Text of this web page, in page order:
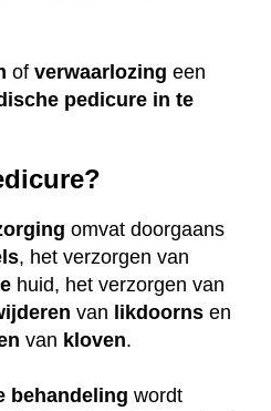
of verwaarlozing een
pedicure in te
omvat doorgaans
, het verzorgen van
huid, het verzorgen van
van likdoorns en
van kloven.
behandeling wordt